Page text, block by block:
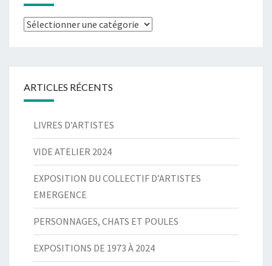
Catégories
ARTICLES RÉCENTS
LIVRES D’ARTISTES
VIDE ATELIER 2024
EXPOSITION DU COLLECTIF D’ARTISTES
EMERGENCE
PERSONNAGES, CHATS ET POULES
EXPOSITIONS DE 1973 À 2024